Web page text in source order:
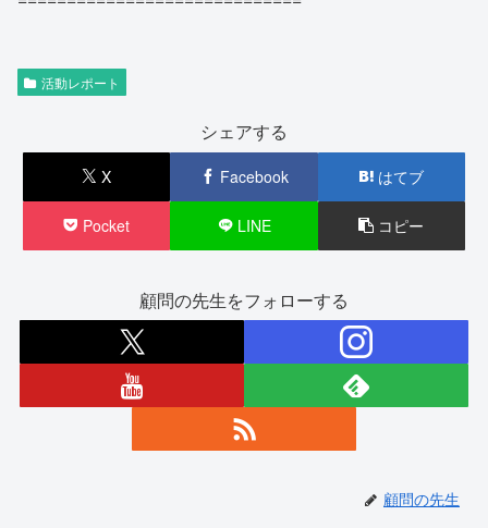
活動レポート
シェアする
X Facebook はてブ
Pocket LINE コピー
顧問の先生をフォローする
顧問の先生